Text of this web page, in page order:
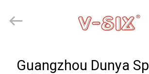
CASA
Guangzhou
Dunya
Guangzhou Dunya